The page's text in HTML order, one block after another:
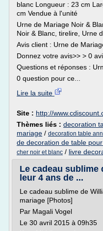
blanc Longueur : 23 cm
cm Vendue à l'unité
Urne de Mariage Noir &
Noir & Blanc, tirelire, Urne
Avis client : Urne de
Donnez votre avis>> > 0
Questions et réponses :
0 question pour ce...
Lire la suite
Site : http://
Thèmes liés : decoration
mariage / decoration table
de decoration de table
cher noir et blanc / livre
Le cadeau sublime
leur 4 ans de ...
Le cadeau sublime de
mariage [Photos]
Par Magali Vogel
Le 30 avril 2015 à 09h35